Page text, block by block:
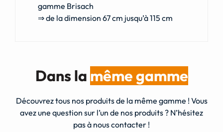
gamme Brisach
⇒ de la dimension 67 cm jusqu’à 115 cm
Dans la même gamme
Découvrez tous nos produits de la même gamme ! Vous
avez une question sur l’un de nos produits ? N’hésitez
pas à nous contacter !